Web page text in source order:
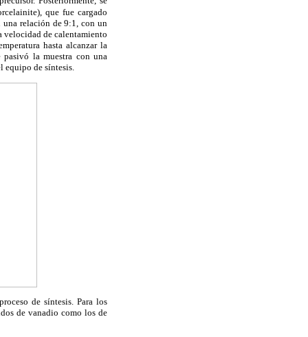
que fue cargado
una relación de 9:1, con un
velocidad de calentamiento
hasta alcanzar la
pasivó la muestra con una
equipo de síntesis.
de síntesis. Para los
de vanadio como los de